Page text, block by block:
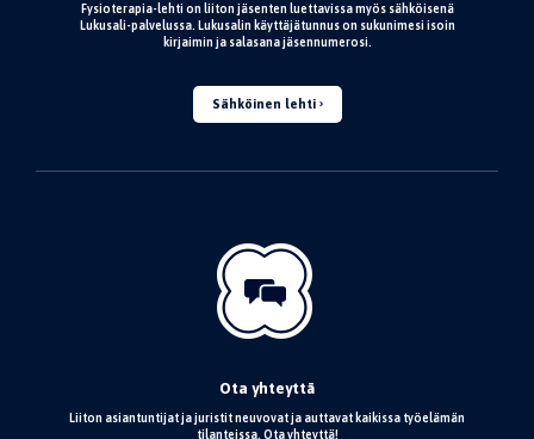
Fysioterapia-lehti on liiton jäsenten luettavissa myös sähköisenä
Lukusali-palvelussa. Lukusalin käyttäjätunnus on sukunimesi isoin
kirjaimin ja salasana jäsennumerosi.
Sähköinen lehti
Ota yhteyttä
Liiton asiantuntijat ja juristit neuvovat ja auttavat kaikissa työelämän
tilanteissa. Ota yhteyttä!